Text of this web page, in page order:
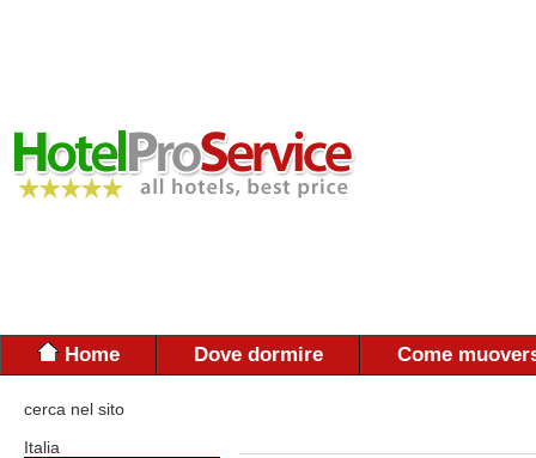
Home Dove dormire Come
cerca nel sito
Italia